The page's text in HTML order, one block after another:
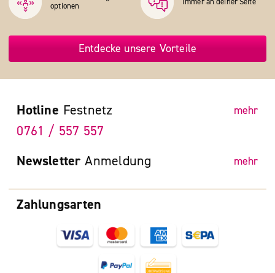
optionen
Entdecke unsere Vorteile
Zahlungsarten
Hotline Festnetz mehr
0761 / 557 557
Newsletter Anmeldung mehr